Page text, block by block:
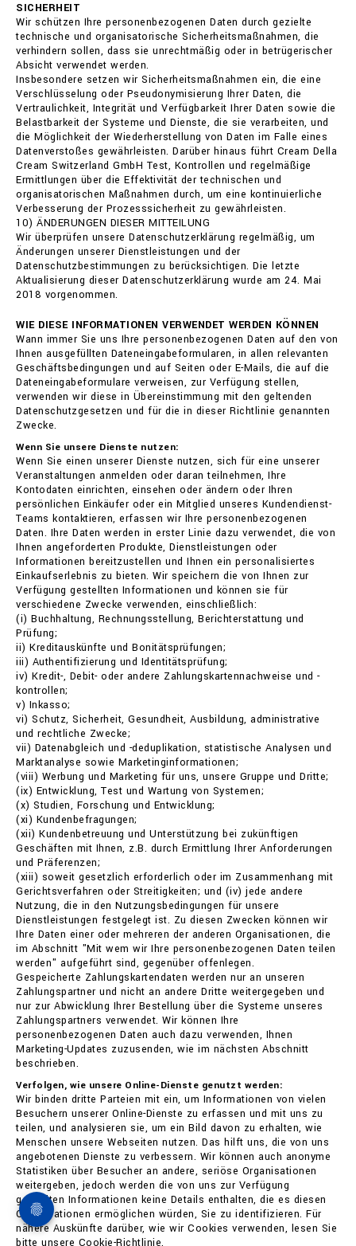
SICHERHEIT
Wir schützen Ihre personenbezogenen Daten durch gezielte
technische und organisatorische Sicherheitsmaßnahmen, die
verhindern sollen, dass sie unrechtmäßig oder in betrügerischer
Absicht verwendet werden.
Insbesondere setzen wir Sicherheitsmaßnahmen ein, die eine
Verschlüsselung oder Pseudonymisierung Ihrer Daten, die
Vertraulichkeit, Integrität und Verfügbarkeit Ihrer Daten sowie die
Belastbarkeit der Systeme und Dienste, die sie verarbeiten, und
die Möglichkeit der Wiederherstellung von Daten im Falle eines
Datenverstoßes gewährleisten. Darüber hinaus führt Cream Della
Cream Switzerland GmbH Test, Kontrollen und regelmäßige
Ermittlungen über die Effektivität der technischen und
organisatorischen Maßnahmen durch, um eine kontinuierliche
Verbesserung der Prozesssicherheit zu gewährleisten.
10) ÄNDERUNGEN DIESER MITTEILUNG
Wir überprüfen unsere Datenschutzerklärung regelmäßig, um
Änderungen unserer Dienstleistungen und der
Datenschutzbestimmungen zu berücksichtigen. Die letzte
Aktualisierung dieser Datenschutzerklärung wurde am 24. Mai
2018 vorgenommen.
WIE DIESE INFORMATIONEN VERWENDET WERDEN KÖNNEN
Wann immer Sie uns Ihre personenbezogenen Daten auf den von
Ihnen ausgefüllten Dateneingabeformularen, in allen relevanten
Geschäftsbedingungen und auf Seiten oder E-Mails, die auf die
Dateneingabeformulare verweisen, zur Verfügung stellen,
verwenden wir diese in Übereinstimmung mit den geltenden
Datenschutzgesetzen und für die in dieser Richtlinie genannten
Zwecke.
Wenn Sie unsere Dienste nutzen:
Wenn Sie einen unserer Dienste nutzen, sich für eine unserer
Veranstaltungen anmelden oder daran teilnehmen, Ihre
Kontodaten einrichten, einsehen oder ändern oder Ihren
persönlichen Einkäufer oder ein Mitglied unseres Kundendienst-
Teams kontaktieren, erfassen wir Ihre personenbezogenen
Daten. Ihre Daten werden in erster Linie dazu verwendet, die von
Ihnen angeforderten Produkte, Dienstleistungen oder
Informationen bereitzustellen und Ihnen ein personalisiertes
Einkaufserlebnis zu bieten. Wir speichern die von Ihnen zur
Verfügung gestellten Informationen und können sie für
verschiedene Zwecke verwenden, einschließlich:
(i) Buchhaltung, Rechnungsstellung, Berichterstattung und
Prüfung;
ii) Kreditauskünfte und Bonitätsprüfungen;
iii) Authentifizierung und Identitätsprüfung;
iv) Kredit-, Debit- oder andere Zahlungskartennachweise und -
kontrollen;
v) Inkasso;
vi) Schutz, Sicherheit, Gesundheit, Ausbildung, administrative
und rechtliche Zwecke;
vii) Datenabgleich und -deduplikation, statistische Analysen und
Marktanalyse sowie Marketinginformationen;
(viii) Werbung und Marketing für uns, unsere Gruppe und Dritte;
(ix) Entwicklung, Test und Wartung von Systemen;
(x) Studien, Forschung und Entwicklung;
(xi) Kundenbefragungen;
(xii) Kundenbetreuung und Unterstützung bei zukünftigen
Geschäften mit Ihnen, z.B. durch Ermittlung Ihrer Anforderungen
und Präferenzen;
(xiii) soweit gesetzlich erforderlich oder im Zusammenhang mit
Gerichtsverfahren oder Streitigkeiten; und (iv) jede andere
Nutzung, die in den Nutzungsbedingungen für unsere
Dienstleistungen festgelegt ist. Zu diesen Zwecken können wir
Ihre Daten einer oder mehreren der anderen Organisationen, die
im Abschnitt "Mit wem wir Ihre personenbezogenen Daten teilen
werden" aufgeführt sind, gegenüber offenlegen.
Gespeicherte Zahlungskartendaten werden nur an unseren
Zahlungspartner und nicht an andere Dritte weitergegeben und
nur zur Abwicklung Ihrer Bestellung über die Systeme unseres
Zahlungspartners verwendet. Wir können Ihre
personenbezogenen Daten auch dazu verwenden, Ihnen
Marketing-Updates zuzusenden, wie im nächsten Abschnitt
beschrieben.
Verfolgen, wie unsere Online-Dienste genutzt werden:
Wir binden dritte Parteien mit ein, um Informationen von vielen
Besuchern unserer Online-Dienste zu erfassen und mit uns zu
teilen, und analysieren sie, um ein Bild davon zu erhalten, wie
Menschen unsere Webseiten nutzen. Das hilft uns, die von uns
angebotenen Dienste zu verbessern. Wir können auch anonyme
Statistiken über Besucher an andere, seriöse Organisationen
weitergeben, jedoch werden die von uns zur Verfügung
gestellten Informationen keine Details enthalten, die es diesen
Organisationen ermöglichen würden, Sie zu identifizieren. Für
nähere Auskünfte darüber, wie wir Cookies verwenden, lesen Sie
bitte unsere Cookie-Richtlinie.